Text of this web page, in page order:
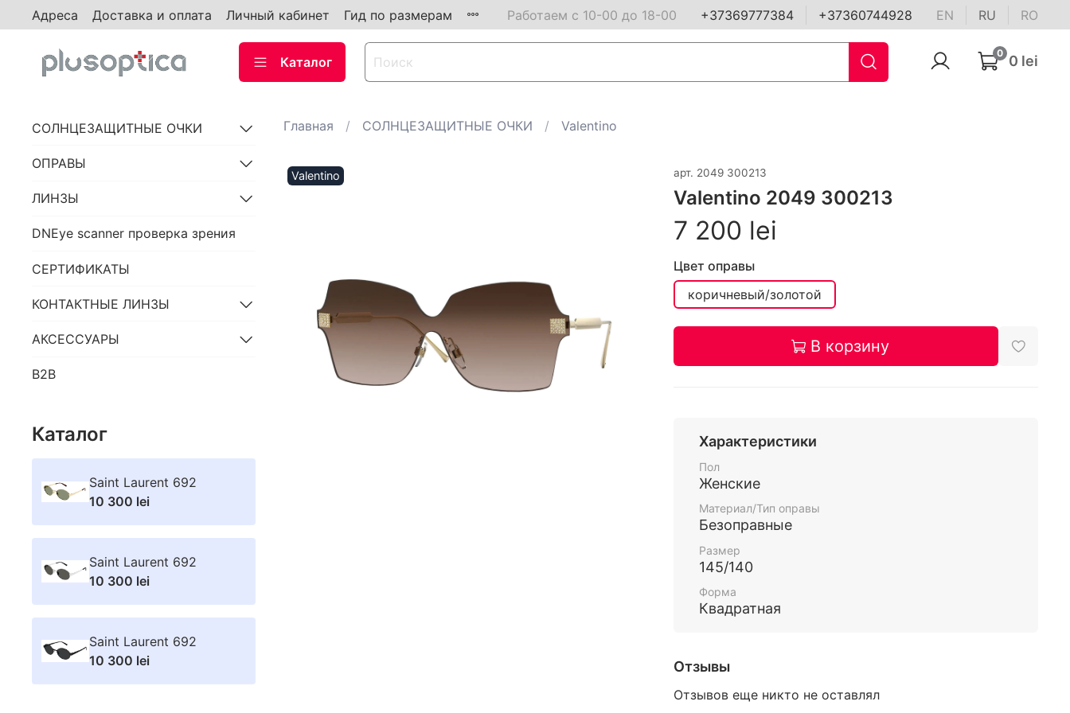
Адреса Доставка и оплата Личный кабинет Гид по размерам Работаем с 10-00 до 18-00 +37369777384 +37360744928 EN RU RO
Каталог
0 0 lei
Главная СОЛНЦЕЗАЩИТНЫЕ ОЧКИ Valentino
Valentino арт. 2049 300213
Valentino 2049 300213
7 200 lei
Цвет оправы
коричневый/золотой
В корзину
Характеристики
Пол
Женские
Материал/Тип оправы
Безоправные
Размер
145/140
Форма
Квадратная
Отзывы
Отзывов еще никто не оставлял
СОЛНЦЕЗАЩИТНЫЕ ОЧКИ
ОПРАВЫ
ЛИНЗЫ
DNEye scanner проверка зрения
СЕРТИФИКАТЫ
КОНТАКТНЫЕ ЛИНЗЫ
АКСЕССУАРЫ
B2B
Каталог
Saint Laurent 692
10 300 lei
Saint Laurent 692
10 300 lei
Saint Laurent 692
10 300 lei